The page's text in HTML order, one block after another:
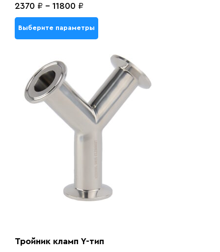
2370 ₽ - 11800 ₽
Выберите параметры
Тройник кламп Y-тип